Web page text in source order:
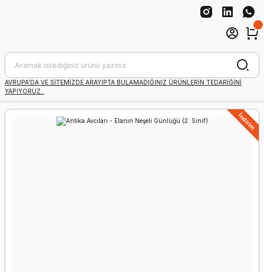
AVRUPA'DA VE SİTEMİZDE ARAYIPTA BULAMADIĞINIZ ÜRÜNLERİN TEDARİĞİNİ
YAPIYORUZ .
İndirim